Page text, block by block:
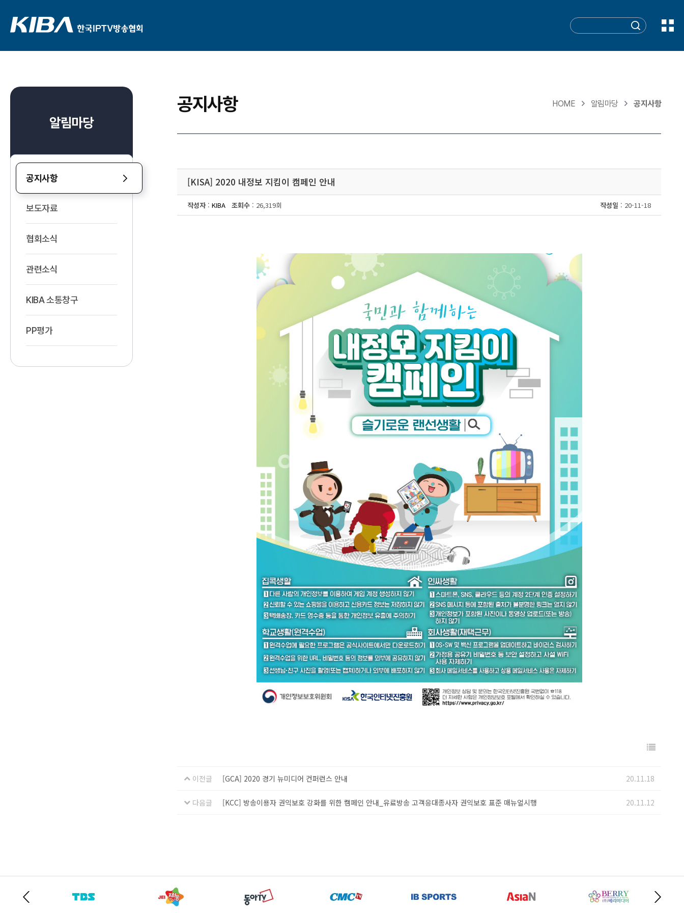
알림마당
공지사항
보도자료
협회소식
관련소식
KIBA 소통창구
PP평가
공지사항 HOME 알림마당 공지사항
[KISA] 2020 내정보 지킴이 캠페인 안내
작성자: KIBA 조회수: 26,319회 작성일 : 20-11-18
이전글 [GCA] 2020 경기 뉴미디어 컨퍼런스 안내 20.11.18
다음글 [KCC] 방송이용자 권익보호 강화를 위한 캠페인 안내_유료방송 고객응대종사자 권익보호 표준 매뉴얼시행 20.11.12